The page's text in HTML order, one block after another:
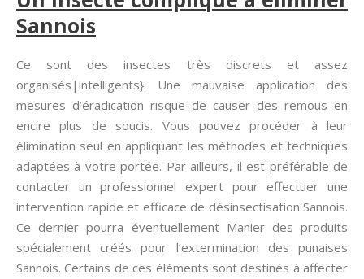
Sannois
Ce sont des insectes très discrets et assez
organisés|intelligents}. Une mauvaise application des
mesures d’éradication risque de causer des remous en
encire plus de soucis. Vous pouvez procéder à leur
élimination seul en appliquant les méthodes et techniques
adaptées à votre portée. Par ailleurs, il est préférable de
contacter un professionnel expert pour effectuer une
intervention rapide et efficace de désinsectisation Sannois.
Ce dernier pourra éventuellement Manier des produits
spécialement créés pour l’extermination des punaises
Sannois. Certains de ces éléments sont destinés à affecter